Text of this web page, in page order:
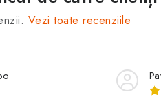
Vezi toate recenziile